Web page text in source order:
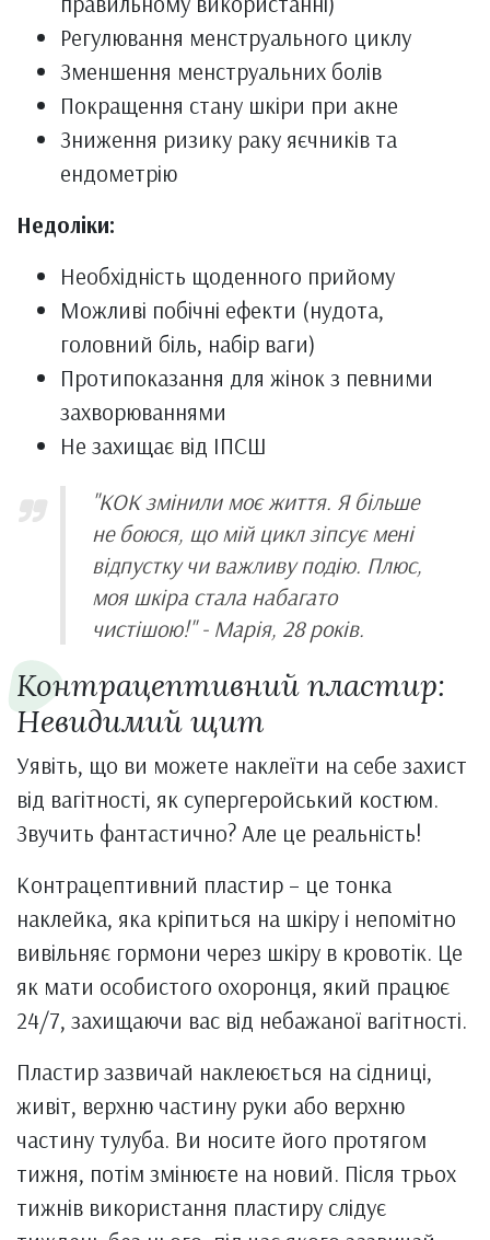
Регулювання менструального циклу
Зменшення менструальних болів
Покращення стану шкіри при акне
Зниження ризику раку яєчників та
ендометрію
Недоліки:
Необхідність щоденного прийому
Можливі побічні ефекти (нудота,
головний біль, набір ваги)
Протипоказання для жінок з певними
захворюваннями
Не захищає від ІПСШ
"КОК змінили моє життя. Я більше
не боюся, що мій цикл зіпсує мені
відпустку чи важливу подію. Плюс,
моя шкіра стала набагато
чистішою!" - Марія, 28 років.
Контрацептивний пластир:
Невидимий щит
Уявіть, що ви можете наклеїти на себе захист
від вагітності, як супергеройський костюм.
Звучить фантастично? Але це реальність!
Контрацептивний пластир – це тонка
наклейка, яка кріпиться на шкіру і непомітно
вивільняє гормони через шкіру в кровотік. Це
як мати особистого охоронця, який працює
24/7, захищаючи вас від небажаної вагітності.
Пластир зазвичай наклеюється на сідниці,
живіт, верхню частину руки або верхню
частину тулуба. Ви носите його протягом
тижня, потім змінюєте на новий. Після трьох
тижнів використання пластиру слідує